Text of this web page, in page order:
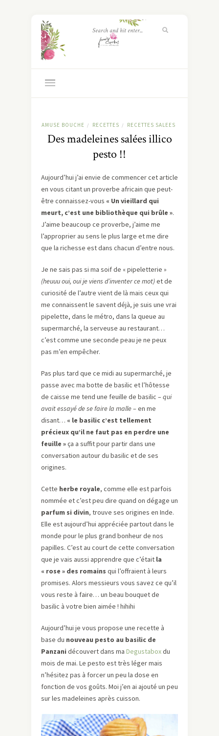
AMUSE BOUCHE / RECETTES / RECETTES SALEES
Des madeleines salées illico
pesto !!
Aujourd’hui j’ai envie de commencer cet article
en vous citant un proverbe africain que peut-
être connaissez-vous « Un vieillard qui
meurt, c’est une bibliothèque qui brûle ».
J’aime beaucoup ce proverbe, j’aime me
l’approprier au sens le plus large et me dire
que la richesse est dans chacun d’entre nous.
Je ne sais pas si ma soif de « pipeletterie »
(heuuu oui, oui je viens d’inventer ce mot)et de
curiosité de l’autre vient de là mais ceux qui
me connaissent le savent déjà, je suis une vrai
pipelette, dans le métro, dans la queue au
supermarché, la serveuse au restaurant…
c’est comme une seconde peau je ne peux
pas m’en empêcher.
Pas plus tard que ce midi au supermarché, je
passe avec ma botte de basilic et l’hôtesse
de caisse me tend une feuille de basilic –qui
avait essayé de se faire la malle– en me
disant… « le basilic c’est tellement
précieux qu’il ne faut pas en perdre une
feuille »ça a suffit pour partir dans une
conversation autour du basilic et de ses
origines.
Cette herbe royale, comme elle est parfois
nommée et c’est peu dire quand on dégage un
parfum si divin, trouve ses origines en Inde.
Elle est aujourd’hui appréciée partout dans le
monde pour le plus grand bonheur de nos
papilles. C’est au court de cette conversation
que je vais aussi apprendre que c’était la
« rose » des romains qui l’offraient à leurs
promises. Alors messieurs vous savez ce qu’il
vous reste à faire… un beau bouquet de
basilic à votre bien aimée ! hihihi
Aujourd’hui je vous propose une recette à
base du nouveau pesto au basilic de
Panzani découvert dans ma Degustaboxdu
mois de mai. Le pesto est très léger mais
n’hésitez pas à forcer un peu la dose en
fonction de vos goûts. Moi j’en ai ajouté un peu
sur les madeleines après cuisson.